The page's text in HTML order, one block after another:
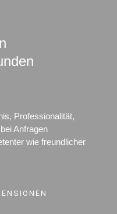
Professionalität,
Anfragen
wie freundlicher